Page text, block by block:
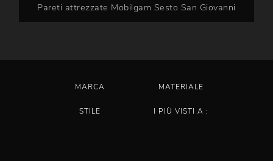
Pareti attrezzate Mobilgam Sesto San Giovanni
MARCA MATERIALE
STILE I PIÙ VISTI A :